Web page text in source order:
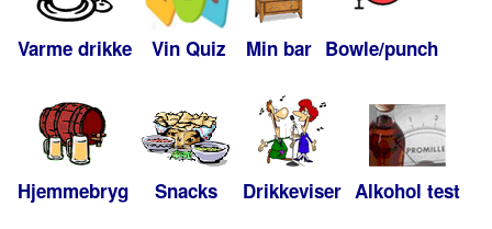
Varme drikke Vin Quiz Min bar Bowle/punch
Hjemmebryg Snacks Drikkeviser Alkohol test